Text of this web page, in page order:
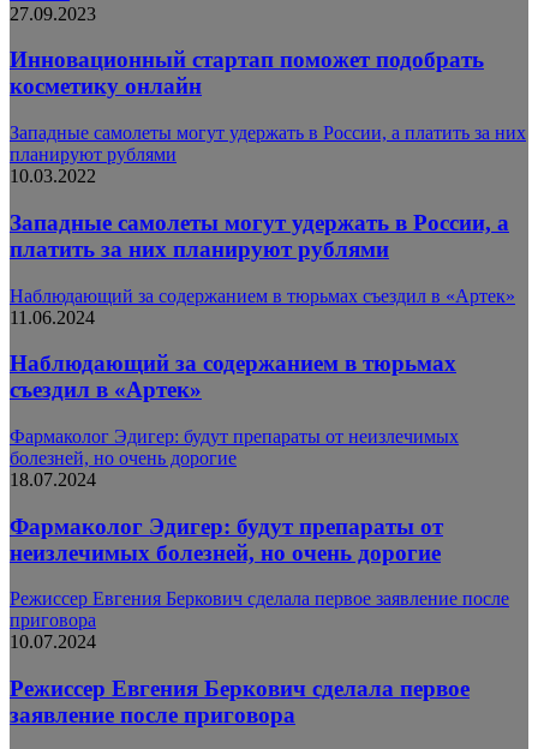
27.09.2023
Инновационный стартап поможет подобрать
косметику онлайн
Западные самолеты могут удержать в России, а платить за них
планируют рублями
10.03.2022
Западные самолеты могут удержать в России, а
платить за них планируют рублями
Наблюдающий за содержанием в тюрьмах съездил в «Артек»
11.06.2024
Наблюдающий за содержанием в тюрьмах
съездил в «Артек»
Фармаколог Эдигер: будут препараты от неизлечимых
болезней, но очень дорогие
18.07.2024
Фармаколог Эдигер: будут препараты от
неизлечимых болезней, но очень дорогие
Режиссер Евгения Беркович сделала первое заявление после
приговора
10.07.2024
Режиссер Евгения Беркович сделала первое
заявление после приговора